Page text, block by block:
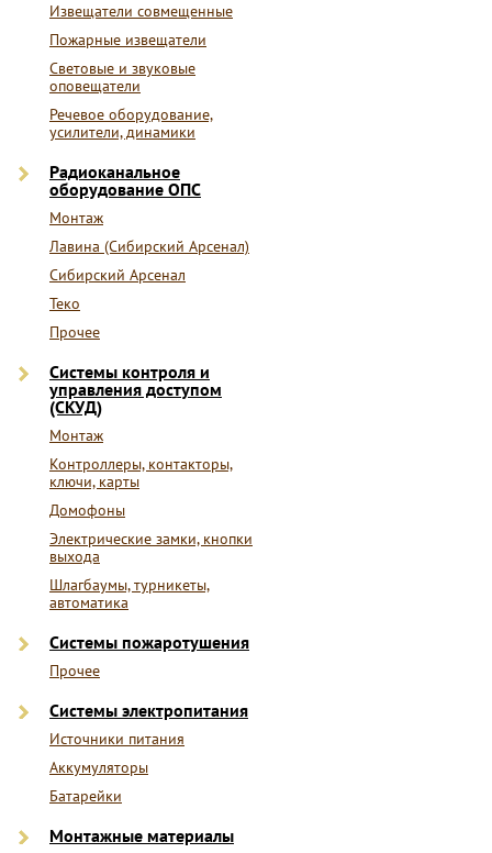
Извещатели совмещенные
Пожарные извещатели
Световые и звуковые
оповещатели
Речевое оборудование,
усилители, динамики
Радиоканальное
оборудование ОПС
Монтаж
Лавина (Сибирский Арсенал)
Сибирский Арсенал
Теко
Прочее
Системы контроля и
управления доступом
(СКУД)
Монтаж
Контроллеры, контакторы,
ключи, карты
Домофоны
Электрические замки, кнопки
выхода
Шлагбаумы, турникеты,
автоматика
Системы пожаротушения
Прочее
Системы электропитания
Источники питания
Аккумуляторы
Батарейки
Монтажные материалы